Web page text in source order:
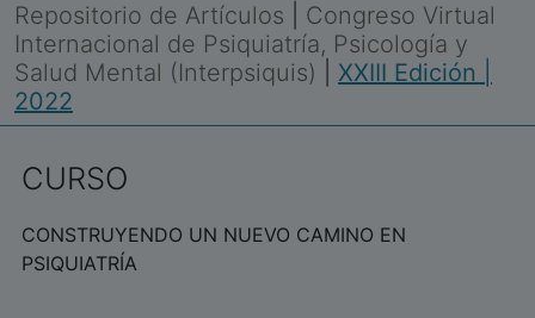
Repositorio de Artículos
Congreso Virtual
Internacional de Psiquiatría, Psicología y
Salud Mental (Interpsiquis)
XXIII Edición |
2022
CURSO
CONSTRUYENDO UN NUEVO CAMINO EN
PSIQUIATRÍA